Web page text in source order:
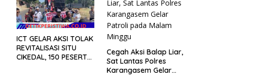
ICT GELAR AKSI TOLAK
REVITALISASI SITU
CIKEDAL, 150 PESERTA
Cegah Aksi Balap Liar,
Sat Lantas Polres
Karangasem Gelar